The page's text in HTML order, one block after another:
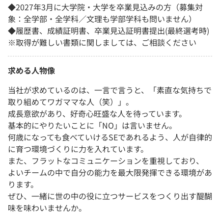
◆2027年3月に大学院・大学を卒業見込みの方（募集対
象：全学部・全学科／文理も学部学科も問いません）
◆履歴書、成績証明書、卒業見込証明書提出(最終選考時)
※取得が難しい書類に関しましては、ご相談ください
求める人物像
当社が求めているのは、一言で言うと、「素直な気持ちで
取り組めてワガママな人（笑）」。
成長意欲があり、好奇心旺盛な人を待っています。
基本的にやりたいことに「NO」は言いません。
何歳になっても食べていけるSEであれるよう、人が自律的
に育つ環境づくりに力を入れています。
また、フラットなコミュニケーションを重視しており、
よいチームの中で自分の能力を最大限発揮できる環境があ
ります。
ぜひ、一緒に世の中の役に立つサービスをつくり出す醍醐
味を味わいませんか。